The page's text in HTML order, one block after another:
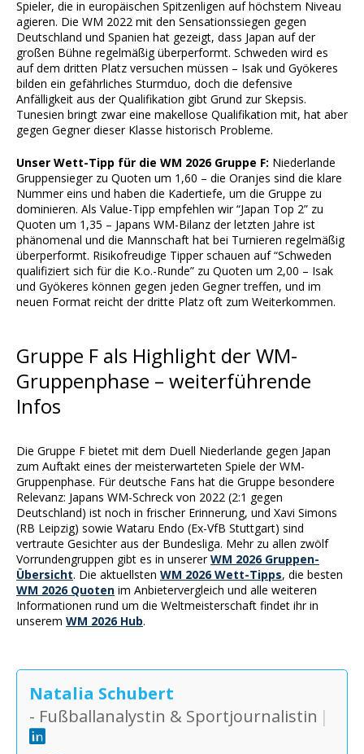
Spieler, die in europäischen Spitzenligen auf höchstem Niveau
agieren. Die WM 2022 mit den Sensationssiegen gegen
Deutschland und Spanien hat gezeigt, dass Japan auf der
großen Bühne regelmäßig überperformt. Schweden wird es
auf dem dritten Platz versuchen müssen – Isak und Gyökeres
bilden ein gefährliches Sturmduo, doch die defensive
Anfälligkeit aus der Qualifikation gibt Grund zur Skepsis.
Tunesien bringt zwar eine makellose Qualifikation mit, hat aber
gegen Gegner dieser Klasse historisch Probleme.
Unser Wett-Tipp für die WM 2026 Gruppe F: Niederlande
Gruppensieger zu Quoten um 1,60 – die Oranjes sind die klare
Nummer eins und haben die Kadertiefe, um die Gruppe zu
dominieren. Als Value-Tipp empfehlen wir “Japan Top 2” zu
Quoten um 1,35 – Japans WM-Bilanz der letzten Jahre ist
phänomenal und die Mannschaft hat bei Turnieren regelmäßig
überperformt. Risikofreudige Tipper schauen auf “Schweden
qualifiziert sich für die K.o.-Runde” zu Quoten um 2,00 – Isak
und Gyökeres können gegen jeden Gegner treffen, und im
neuen Format reicht der dritte Platz oft zum Weiterkommen.
Gruppe F als Highlight der WM-
Gruppenphase – weiterführende
Infos
Die Gruppe F bietet mit dem Duell Niederlande gegen Japan
zum Auftakt eines der meisterwarteten Spiele der WM-
Gruppenphase. Für deutsche Fans hat die Gruppe besondere
Relevanz: Japans WM-Schreck von 2022 (2:1 gegen
Deutschland) ist noch in frischer Erinnerung, und Xavi Simons
(RB Leipzig) sowie Wataru Endo (Ex-VfB Stuttgart) sind
vertraute Gesichter aus der Bundesliga. Mehr zu allen zwölf
Vorrundengruppen gibt es in unsererWM 2026 Gruppen-
Übersicht. Die aktuellsten WM 2026 Wett-Tipps, die besten
WM 2026 Quoten im Anbietervergleich und alle weiteren
Informationen rund um die Weltmeisterschaft findet ihr in
unserem WM 2026 Hub.
Natalia Schubert
- Fußballanalystin & Sportjournalistin |